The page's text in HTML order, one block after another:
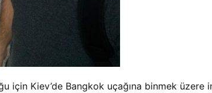
için Kiev’de Bangkok uçağına binmek